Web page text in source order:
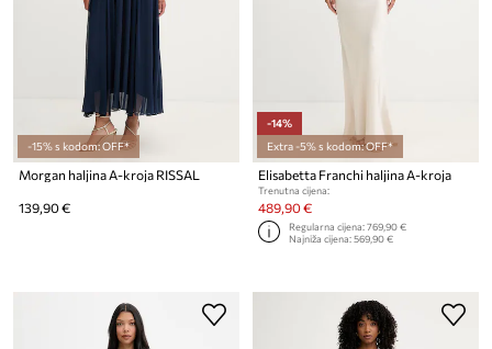
-15% s kodom: OFF*
Morgan haljina A-kroja RISSAL
139,90 €
-14%
Extra -5% s kodom: OFF*
Elisabetta Franchi haljina A-kroja
Trenutna cijena:
489,90 €
Regularna cijena:769,90 €
Najniža cijena:569,90 €